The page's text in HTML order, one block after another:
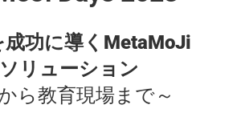
成功に導くMetaMoJi
リューション
ら教育現場まで～